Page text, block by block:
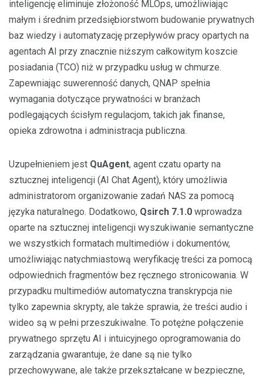
inteligencję eliminuje złożoność MLOps, umożliwiając
małym i średnim przedsiębiorstwom budowanie prywatnych
baz wiedzy i automatyzację przepływów pracy opartych na
agentach AI przy znacznie niższym całkowitym koszcie
posiadania (TCO) niż w przypadku usług w chmurze.
Zapewniając suwerenność danych, QNAP spełnia
wymagania dotyczące prywatności w branżach
podlegających ścisłym regulacjom, takich jak finanse,
opieka zdrowotna i administracja publiczna.
Uzupełnieniem jest QuAgent, agent czatu oparty na
sztucznej inteligencji (AI Chat Agent), który umożliwia
administratorom organizowanie zadań NAS za pomocą
języka naturalnego. Dodatkowo, Qsirch 7.1.0 wprowadza
oparte na sztucznej inteligencji wyszukiwanie semantyczne
we wszystkich formatach multimediów i dokumentów,
umożliwiając natychmiastową weryfikację treści za pomocą
odpowiednich fragmentów bez ręcznego stronicowania. W
przypadku multimediów automatyczna transkrypcja nie
tylko zapewnia skrypty, ale także sprawia, że ​​treści audio i
wideo są w pełni przeszukiwalne. To potężne połączenie
prywatnego sprzętu AI i intuicyjnego oprogramowania do
zarządzania gwarantuje, że dane są nie tylko
przechowywane, ale także przekształcane w bezpieczne,